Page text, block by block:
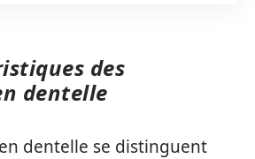
des
dentelle
dentelle se distinguent